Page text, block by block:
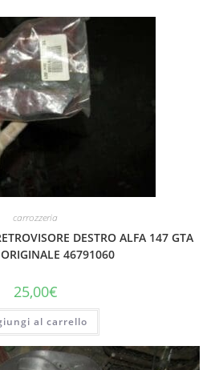
carrozzeria
DESTRO ALFA 147 GTA
46791060
25,00€
al carrello